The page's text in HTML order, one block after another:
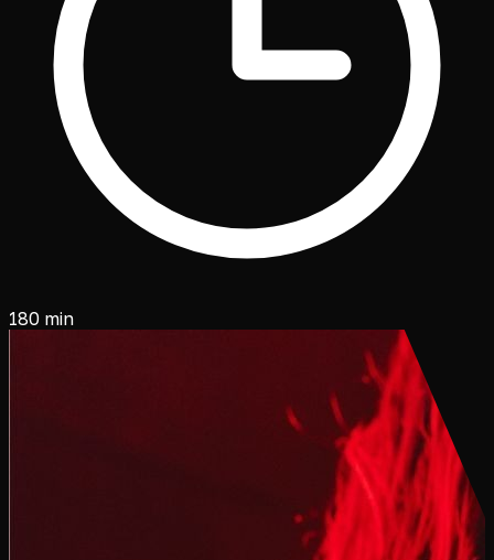
Früher bekannt als „Red Sunday”.
180 min